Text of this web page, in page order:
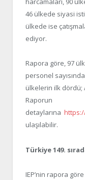
46 ülkede siyasi
ülkede ise
ediyor.
Rapora göre, 97
personel
ülkelerin ilk dördü;
Raporun
detaylarına
ulaşılabilir.
Türkiye 149.
IEP’nin rapora